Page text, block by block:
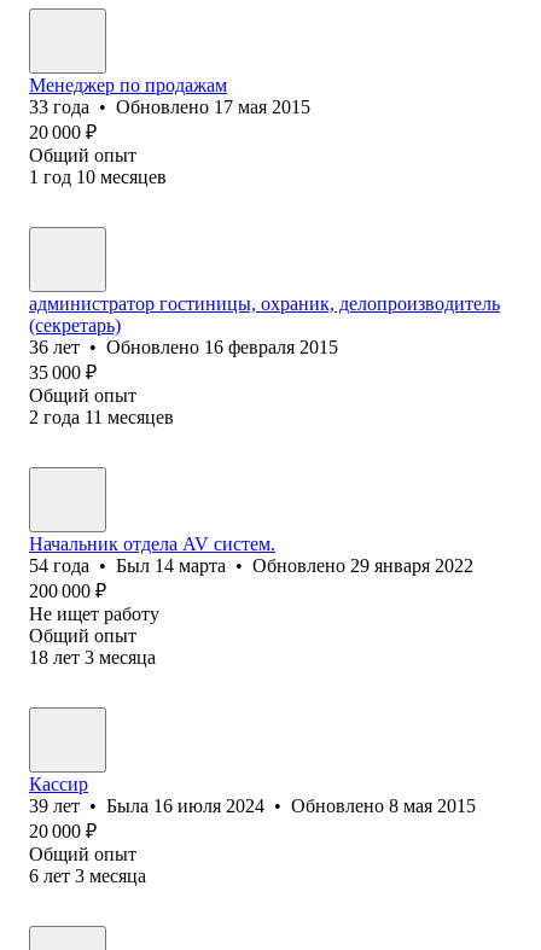
Менеджер по продажам
33 года • Обновлено 17 мая 2015
20 000 ₽
Общий опыт
1 год 10 месяцев
администратор гостиницы, охраник, делопроизводитель
(секретарь)
36 лет • Обновлено 16 февраля 2015
35 000 ₽
Общий опыт
2 года 11 месяцев
Начальник отдела AV систем.
54 года • Был 14 марта • Обновлено 29 января 2022
200 000 ₽
Не ищет работу
Общий опыт
18 лет 3 месяца
Кассир
39 лет • Была 16 июля 2024 • Обновлено 8 мая 2015
20 000 ₽
Общий опыт
6 лет 3 месяца